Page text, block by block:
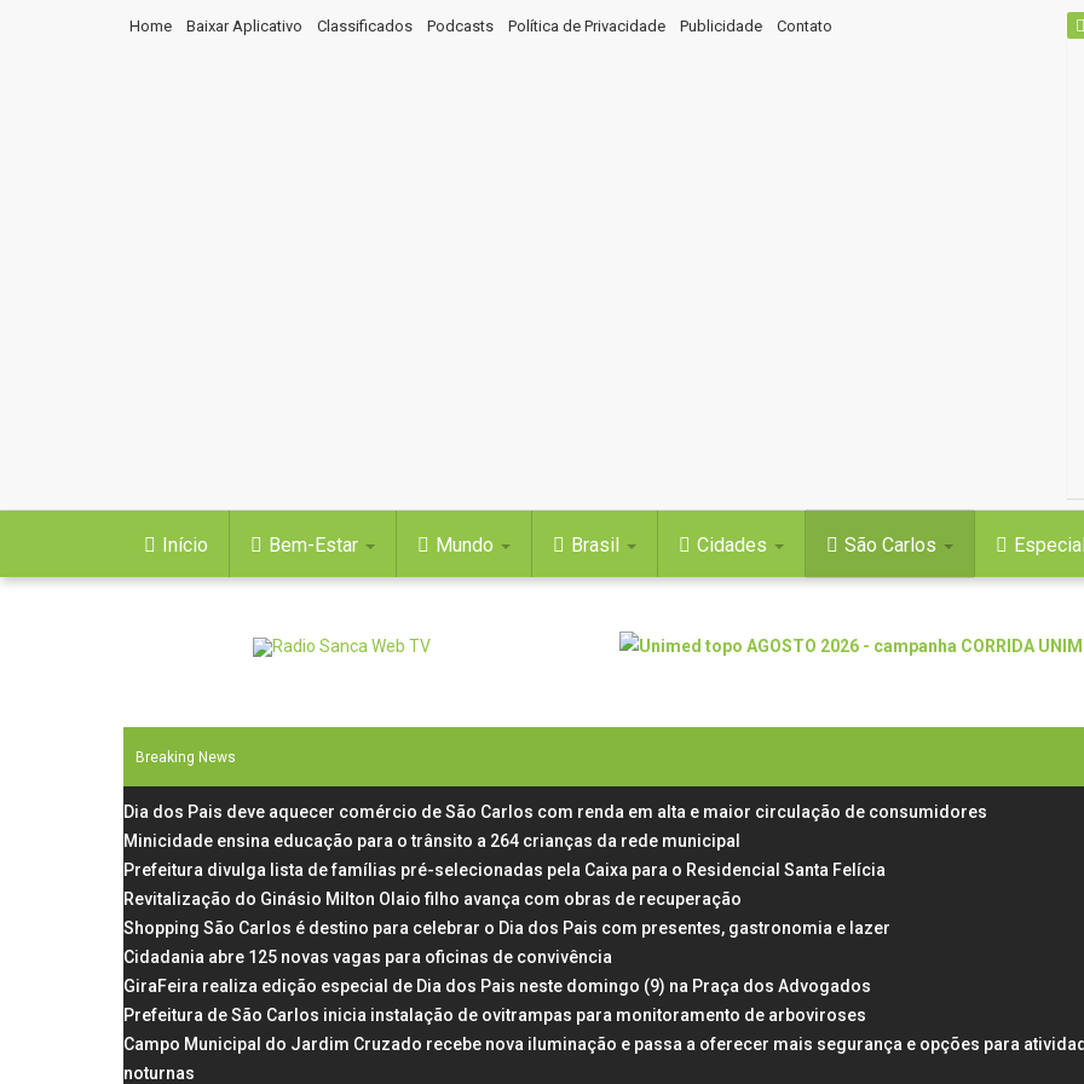
Home Baixar Aplicativo Classificados Podcasts Política de Privacidade Publicidade Contato
Início Bem-Estar Mundo Brasil Cidades São Carlos
Breaking News
Dia dos Pais deve aquecer comércio de São Carlos com renda em alta e maior circulação de consumidores
Minicidade ensina educação para o trânsito a 264 crianças da rede municipal
Prefeitura divulga lista de famílias pré-selecionadas pela Caixa para o Residencial Santa Felícia
Revitalização do Ginásio Milton Olaio filho avança com obras de recuperação
Shopping São Carlos é destino para celebrar o Dia dos Pais com presentes, gastronomia e lazer
Cidadania abre 125 novas vagas para oficinas de convivência
GiraFeira realiza edição especial de Dia dos Pais neste domingo (9) na Praça dos Advogados
Prefeitura de São Carlos inicia instalação de ovitrampas para monitoramento de arboviroses
Campo Municipal do Jardim Cruzado recebe nova iluminação e passa a oferecer mais segurança e opções para
noturnas